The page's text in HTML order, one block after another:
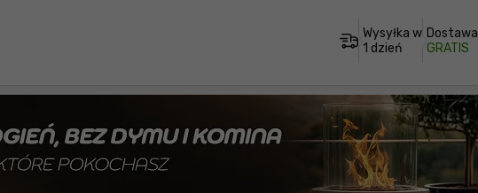
Wysyłka w
1 dzień
Dostawa
GRATIS